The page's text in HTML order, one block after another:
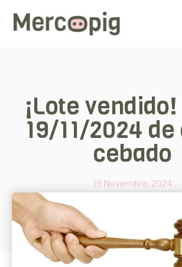
¡Lote
19/11/2024
cebado
19 Noviembre, 2024